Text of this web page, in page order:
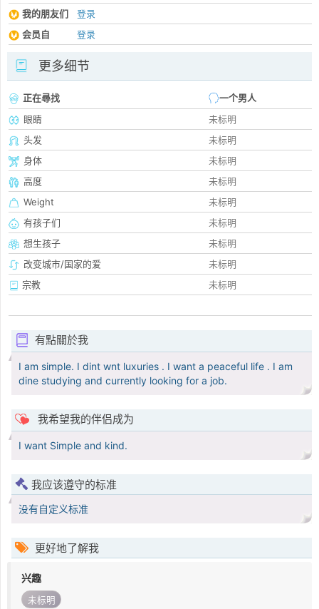
我的朋友们
登录
会员自
登录
更多细节
正在尋找
一个男人
眼睛
未标明
头发
未标明
身体
未标明
高度
未标明
Weight
未标明
有孩子们
未标明
想生孩子
未标明
改变城市/国家的爱
未标明
宗教
未标明
有點關於我
I am simple. I dint wnt luxuries . I want a peaceful life . I am
dine studying and currently looking for a job.
我希望我的伴侣成为
I want Simple and kind.
我应该遵守的标准
没有自定义标准
更好地了解我
兴趣
未标明